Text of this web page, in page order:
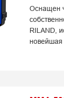
Оснащен
RILAND,
новейшая